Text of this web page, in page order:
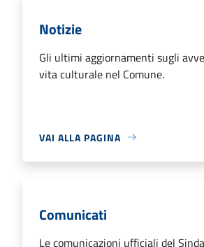
Notizie
Gli ultimi aggiornamenti sugli
vita culturale nel Comune.
VAI ALLA PAGINA
Comunicati
Le comunicazioni ufficiali del